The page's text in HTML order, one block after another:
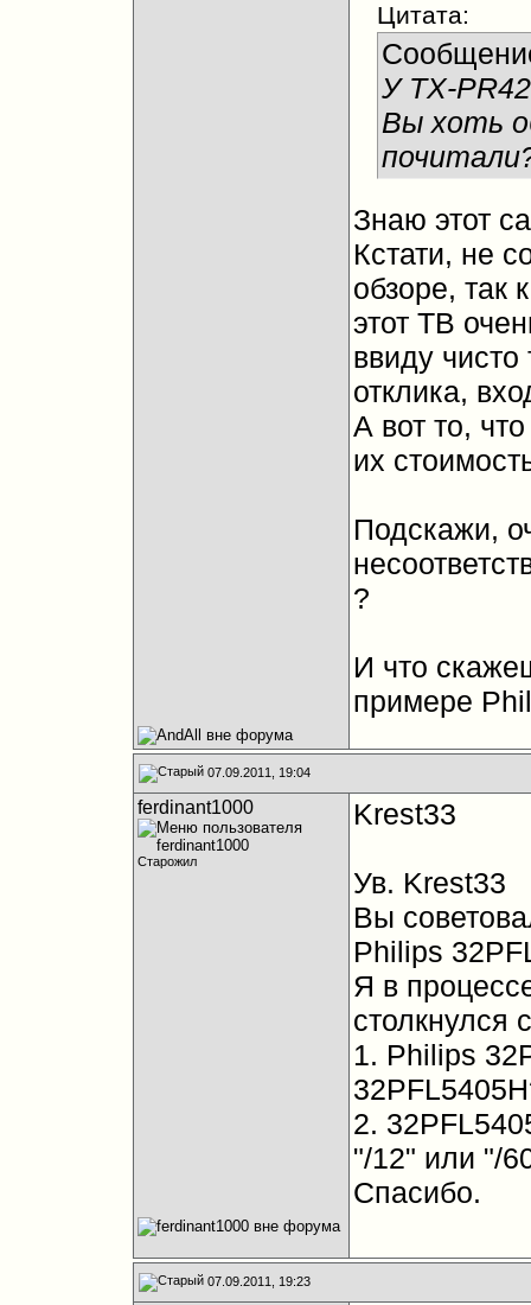
Цитата:
У TX-
Вы хоть
Знаю этот
Кстати, не
обзоре, так
этот ТВ
ввиду чисто
отклика,
А вот то,
их
Подскажи,
?
И что
примере
07.09.2011, 19:04
ferdinant1000
Старожил
Krest33
Ув. Krest33
Вы
Philips
Я в
1. Philips
2.
"/12" или "/
Спасибо.
07.09.2011, 19:23